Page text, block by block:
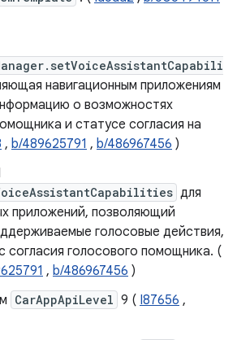
навигационным приложениям
о возможностях
и статусе согласия на
, b/489625791 , b/486967456 )
для
приложений, позволяющий
голосовые действия,
согласия голосового помощника. (
, b/486967456 )
CarAppApiLevel 9 ( I87656 ,